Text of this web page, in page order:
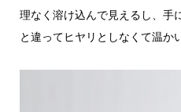
理なく溶け込んで見えるし、手
と違ってヒヤリとしなくて温か